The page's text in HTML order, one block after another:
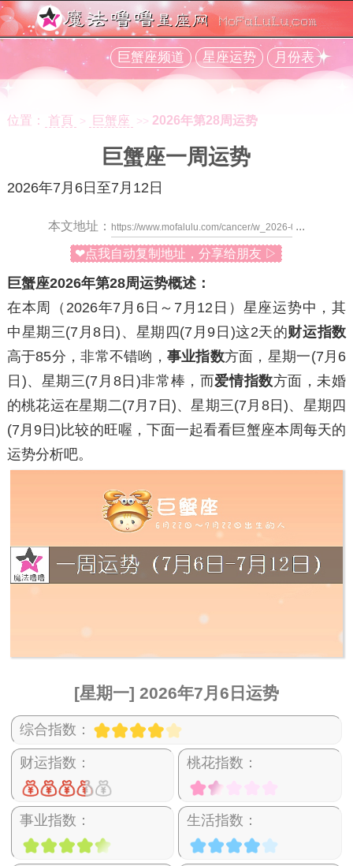
巨蟹座频道 星座运势 月份表
位置： 首頁 > 巨蟹座 >> 2026年第28周运势
巨蟹座一周运势
2026年7月6日至7月12日
本文地址： ...
❤点我自动复制地址，分享给朋友 ▷
巨蟹座2026年第28周运势概述：
在本周（2026年7月6日～7月12日）星座运势中，其
中星期三(7月8日)、 星期四 (7月9日)这2天的财运指数
高于85分，非常不错哟， 事业指数方面， 星期一(7月6
日)、 星期三(7月8日)非常棒，而爱情指数方面，未婚
的桃花运在星期二(7月7日)、星期三(7月8日)、 星期四
(7月9日)比较的旺喔，下面一起看看巨蟹座本周每天的
运势分析吧。
[星期一] 2026年7月6日运势
综合指数：
财运指数： 桃花指数：
事业指数： 生活指数：